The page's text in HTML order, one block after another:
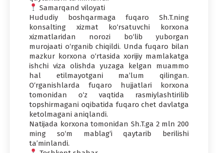
Samarqand viloyati
Hududiy boshqarmaga fuqaro Sh.T.ning
konsalting xizmat ko‘rsatuvchi korxona
xizmatlaridan norozi bo‘lib yuborgan
murojaati o‘rganib chiqildi. Unda fuqaro bilan
mazkur korxona o‘rtasida xorijiy mamlakatga
ishchi viza olishda yuzaga kelgan muammo
hal etilmayotgani ma’lum qilingan.
O‘rganishlarda fuqaro hujjatlari korxona
tomonidan o‘z vaqtida rasmiylashtirilib
topshirmagani oqibatida fuqaro chet davlatga
ketolmagani aniqlandi.
Natijada korxona tomonidan Sh.T.ga 2 mln 200
ming so‘m mablag‘i qaytarib berilishi
ta’minlandi.